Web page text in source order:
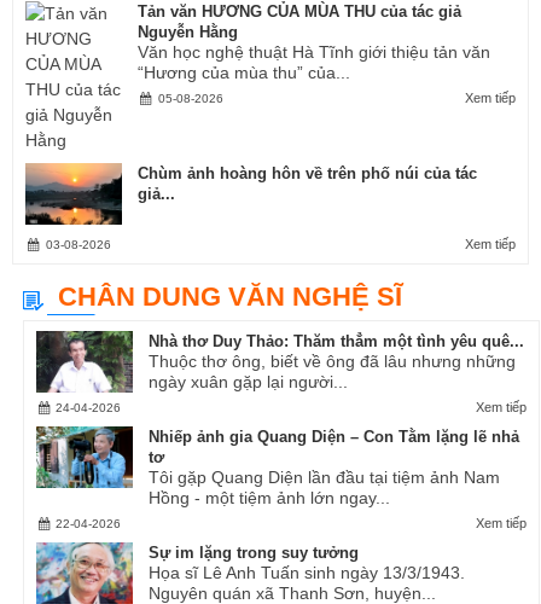
Tản văn HƯƠNG CỦA MÙA THU của tác giả
Nguyễn Hằng
Văn học nghệ thuật Hà Tĩnh giới thiệu tản văn
“Hương của mùa thu” của...
Xem tiếp
05-08-2026
Chùm ảnh hoàng hôn về trên phố núi của tác
giả...
Xem tiếp
03-08-2026
CHÂN DUNG VĂN NGHỆ SĨ
Nhà thơ Duy Thảo: Thăm thẳm một tình yêu quê...
Thuộc thơ ông, biết về ông đã lâu nhưng những
ngày xuân gặp lại người...
Xem tiếp
24-04-2026
Nhiếp ảnh gia Quang Diện – Con Tằm lặng lẽ nhả
tơ
Tôi gặp Quang Diện lần đầu tại tiệm ảnh Nam
Hồng - một tiệm ảnh lớn ngay...
Xem tiếp
22-04-2026
Sự im lặng trong suy tưởng
Họa sĩ Lê Anh Tuấn sinh ngày 13/3/1943.
Nguyên quán xã Thanh Sơn, huyện...